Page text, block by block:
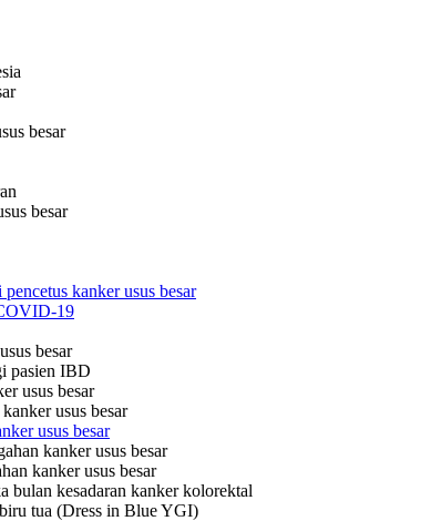
besar
besar
kanker usus besar
19
besar
pasien IBD
usus besar
usus besar
usus besar
kanker usus besar
kanker usus besar
bulan kesadaran kanker kolorektal
tua (Dress in Blue YGI)